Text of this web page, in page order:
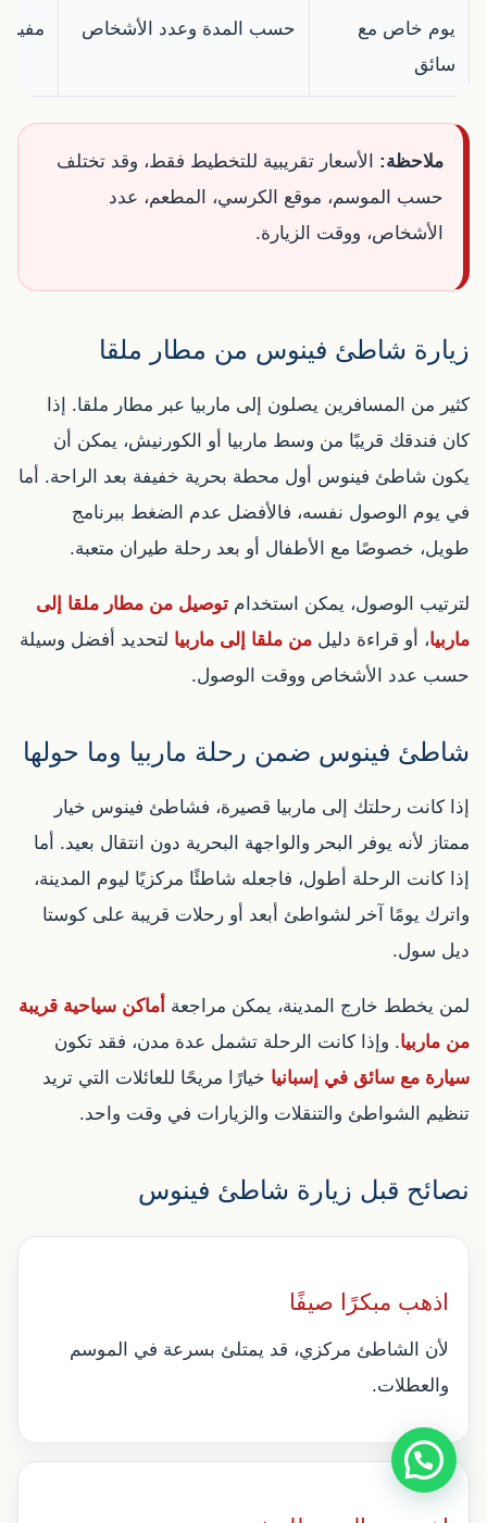
يوم خاص مع
سائق
حسب المدة وعدد الأشخاص مفيد
ملاحظة: الأسعار تقريبية للتخطيط فقط، وقد تختلف
حسب الموسم، موقع الكرسي، المطعم، عدد
الأشخاص، ووقت الزيارة.
زيارة شاطئ فينوس من مطار ملقا
كثير من المسافرين يصلون إلى ماربيا عبر مطار ملقا. إذا
كان فندقك قريبًا من وسط ماربيا أو الكورنيش، يمكن أن
يكون شاطئ فينوس أول محطة بحرية خفيفة بعد الراحة. أما
في يوم الوصول نفسه، فالأفضل عدم الضغط ببرنامج
طويل، خصوصًا مع الأطفال أو بعد رحلة طيران متعبة.
لترتيب الوصول، يمكن استخدام توصيل من مطار ملقا إلى
ماربيا، أو قراءة دليل من ملقا إلى ماربيا لتحديد أفضل وسيلة
حسب عدد الأشخاص ووقت الوصول.
شاطئ فينوس ضمن رحلة ماربيا وما حولها
إذا كانت رحلتك إلى ماربيا قصيرة، فشاطئ فينوس خيار
ممتاز لأنه يوفر البحر والواجهة البحرية دون انتقال بعيد. أما
إذا كانت الرحلة أطول، فاجعله شاطئًا مركزيًا ليوم المدينة،
واترك يومًا آخر لشواطئ أبعد أو رحلات قريبة على كوستا
ديل سول.
لمن يخطط خارج المدينة، يمكن مراجعة أماكن سياحية قريبة
من ماربيا. وإذا كانت الرحلة تشمل عدة مدن، فقد تكون
سيارة مع سائق في إسبانيا خيارًا مريحًا للعائلات التي تريد
تنظيم الشواطئ والتنقلات والزيارات في وقت واحد.
نصائح قبل زيارة شاطئ فينوس
اذهب مبكرًا صيفًا
لأن الشاطئ مركزي، قد يمتلئ بسرعة في الموسم
والعطلات.